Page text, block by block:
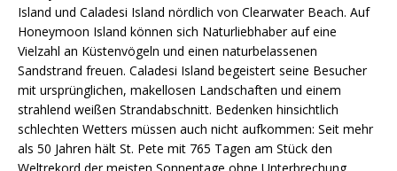
Island und Caladesi Island nördlich von Clearwater Beach. Auf
Honeymoon Island können sich Naturliebhaber auf eine
Vielzahl an Küstenvögeln und einen naturbelassenen
Sandstrand freuen. Caladesi Island begeistert seine Besucher
mit ursprünglichen, makellosen Landschaften und einem
strahlend weißen Strandabschnitt. Bedenken hinsichtlich
schlechten Wetters müssen auch nicht aufkommen: Seit mehr
als 50 Jahren hält St. Pete mit 765 Tagen am Stück den